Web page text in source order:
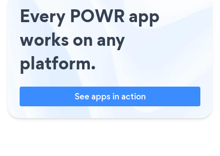
Every POWR app
works on any
platform.
See apps in action